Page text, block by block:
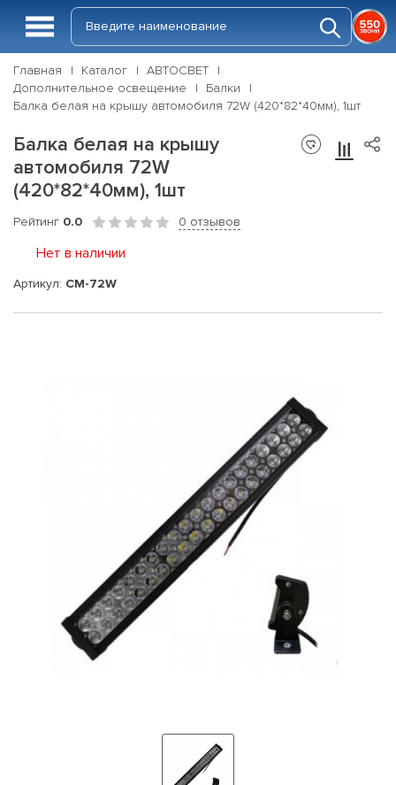
Главная Каталог
АВТОСВЕТ
Дополнительное освещение
Балки
Балка белая на крышу автомобиля 72W (420*82*40мм), 1шт
Балка белая на крышу
автомобиля 72W
(420*82*40мм), 1шт
Рейтинг 0.0 0 отзывов
Нет в наличии
Артикул: CM-72W